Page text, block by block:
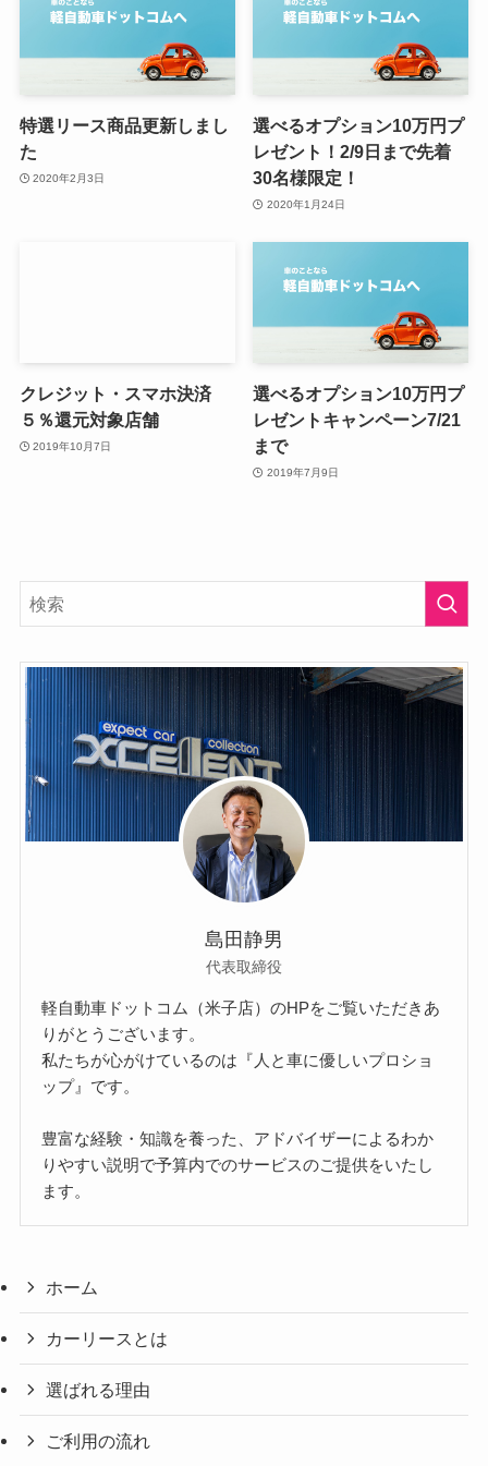
特選リース商品更新しまし
た
2020年2月3日
選べるオプション10万円プ
レゼント！2/9日まで先着
30名様限定！
2020年1月24日
クレジット・スマホ決済
５％還元対象店舗
2019年10月7日
選べるオプション10万円プ
レゼントキャンペーン7/21
まで
2019年7月9日
島田静男
代表取締役
軽自動車ドットコム（米子店）のHPをご覧いただきあ
りがとうございます。
私たちが心がけているのは『人と車に優しいプロショ
ップ』です。
豊富な経験・知識を養った、アドバイザーによるわか
りやすい説明で予算内でのサービスのご提供をいたし
ます。
ホーム
カーリースとは
選ばれる理由
ご利用の流れ